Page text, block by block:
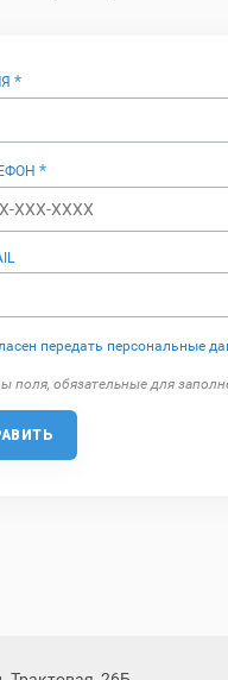
*
*
передать персональные
поля, обязательные для